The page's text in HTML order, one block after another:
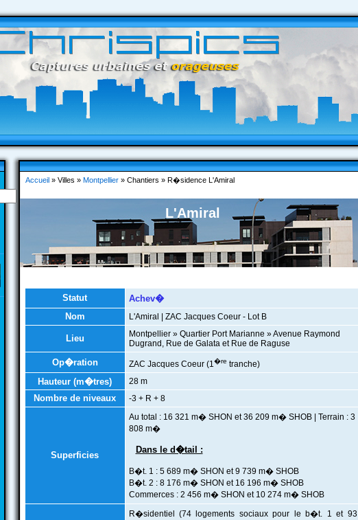
Accueil» Villes » Montpellier» Chantiers » R�sidence L'Amiral
L'Amiral
Statut
Achev�
Nom
L'Amiral | ZAC Jacques Coeur - Lot B
Lieu
Montpellier » Quartier Port Marianne » Avenue Raymond
Dugrand, Rue de Galata et Rue de Raguse
Op�ration ZAC Jacques Coeur (1�re tranche)
Hauteur (m�tres) 28 m
Nombre de niveaux -3 + R + 8
Superficies
Au total : 16 321 m� SHON et 36 209 m� SHOB | Terrain : 3
808 m�
Dans le d�tail :
B�t. 1 : 5 689 m� SHON et 9 739 m� SHOB
B�t. 2 : 8 176 m� SHON et 16 196 m� SHOB
Commerces : 2 456 m� SHON et 10 274 m� SHOB
R�sidentiel (74 logements sociaux pour le b�t. 1 et 93